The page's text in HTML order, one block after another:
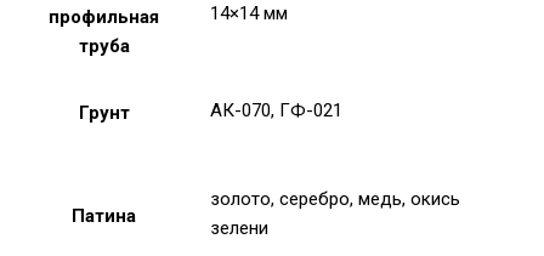
профильная
труба
14×14 мм
Грунт АК-070, ГФ-021
Патина
золото, серебро, медь, окись
зелени